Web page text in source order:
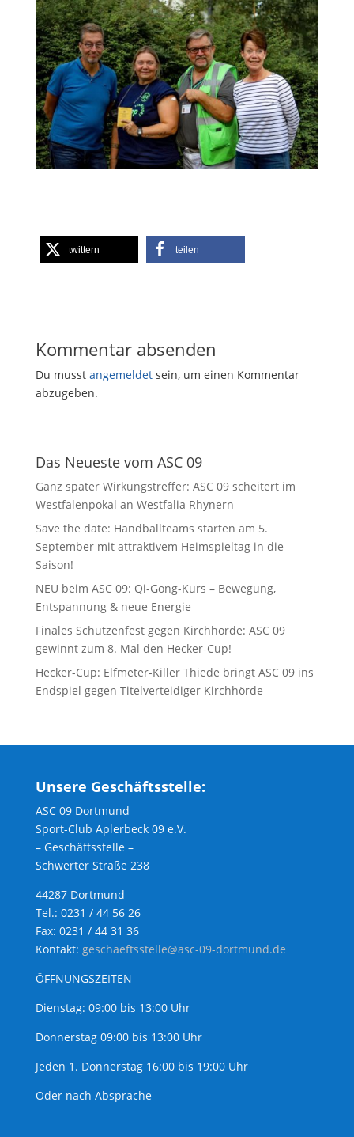
twittern teilen
Kommentar absenden
Du musst angemeldetsein, um einen Kommentar
abzugeben.
Das Neueste vom ASC 09
Ganz später Wirkungstreffer: ASC 09 scheitert im
Westfalenpokal an Westfalia Rhynern
Save the date: Handballteams starten am 5.
September mit attraktivem Heimspieltag in die
Saison!
NEU beim ASC 09: Qi-Gong-Kurs – Bewegung,
Entspannung & neue Energie
Finales Schützenfest gegen Kirchhörde: ASC 09
gewinnt zum 8. Mal den Hecker-Cup!
Hecker-Cup: Elfmeter-Killer Thiede bringt ASC 09 ins
Endspiel gegen Titelverteidiger Kirchhörde
Unsere Geschäftsstelle:
ASC 09 Dortmund
Sport-Club Aplerbeck 09 e.V.
– Geschäftsstelle –
Schwerter Straße 238
44287 Dortmund
Tel.: 0231 / 44 56 26
Fax: 0231 / 44 31 36
Kontakt: geschaeftsstelle@asc-09-dortmund.de
ÖFFNUNGSZEITEN
Dienstag: 09:00 bis 13:00 Uhr
Donnerstag 09:00 bis 13:00 Uhr
Jeden 1. Donnerstag 16:00 bis 19:00 Uhr
Oder nach Absprache